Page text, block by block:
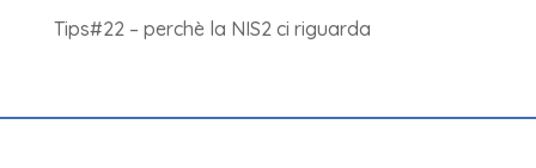
Tips#22 – perchè la NIS2 ci riguarda